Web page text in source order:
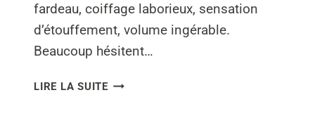
fardeau, coiffage laborieux, sensation
d’étouffement, volume ingérable.
Beaucoup hésitent…
LIRE LA SUITECOMMENT